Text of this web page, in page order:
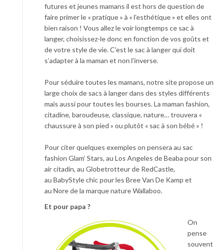
futures et jeunes mamans il est hors de question de
faire primer le « pratique » à « l’esthétique » et elles ont
bien raison ! Vous allez le voir longtemps ce sac à
langer, choisissez-le donc en fonction de vos goûts et
de votre style de vie. C’est le sac à langer qui doit
s’adapter à la maman et non l’inverse.
Pour séduire toutes les mamans, notre site propose un
large choix de sacs à langer dans des styles différents
mais aussi pour toutes les bourses. La maman fashion,
citadine, baroudeuse, classique, nature… trouvera «
chaussure à son pied » ou plutôt « sac à son bébé » !
Pour citer quelques exemples on pensera au sac
fashion Glam’ Stars, au Los Angeles de Beaba pour son
air citadin, au Globetrotteur de RedCastle,
au BabyStyle chic pour les Bree Van De Kamp et
au Nore de la marque nature Wallaboo.
Et pour papa ?
On
pense
souvent